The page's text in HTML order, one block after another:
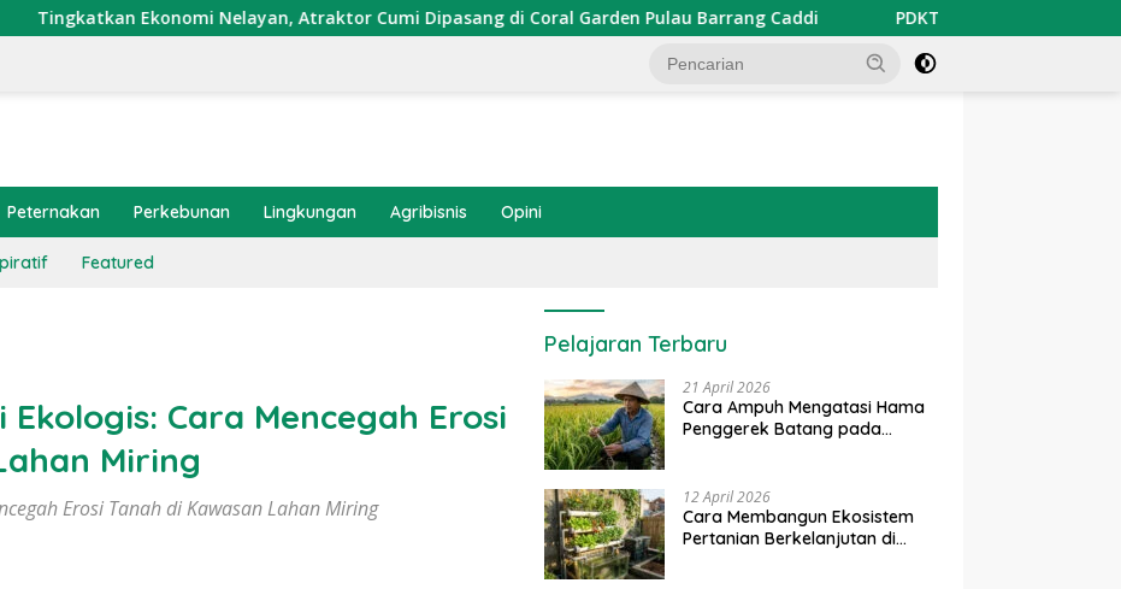
Ekonomi Nelayan, Atraktor Cumi Dipasang di Coral Garden Pulau Barrang Caddi PDKT Danau Tempe : Pendekatan
Peternakan Perkebunan Lingkungan Agribisnis Opini
Featured
Cara Mencegah Erosi
Miring
Erosi Tanah di Kawasan Lahan Miring
Pelajaran Terbaru
21 April 2026
Cara Ampuh Mengatasi Hama
Penggerek Batang pada
12 April 2026
Cara Membangun Ekosistem
Pertanian Berkelanjutan di